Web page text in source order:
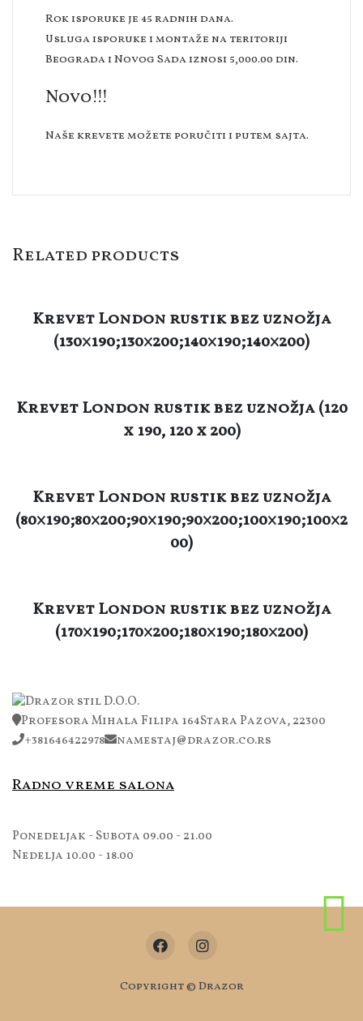
Rok isporuke je 45 radnih dana.
Usluga isporuke i montaže na teritoriji
Beograda i Novog Sada iznosi 5,000.00 din.
Novo!!!
Naše krevete možete poručiti i putem sajta.
Related products
Krevet London rustik bez uznožja
(130×190;130×200;140×190;140×200)
Krevet London rustik bez uznožja (120
x 190, 120 x 200)
Krevet London rustik bez uznožja
(80×190;80×200;90×190;90×200;100×190;100×2
00)
Krevet London rustik bez uznožja
(170×190;170×200;180×190;180×200)
Profesora Mihala Filipa 164Stara Pazova, 22300
+381646422978
namestaj@drazor.co.rs
Radno vreme salona
Ponedeljak - Subota 09.00 - 21.00
Nedelja 10.00 - 18.00
Copyright © Drazor